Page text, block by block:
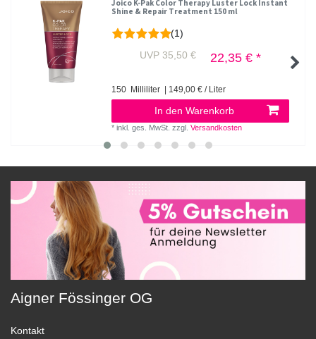
Joico K-Pak Color Therapy Luster Lock Instant
Shine & Repair Treatment 150 ml
(1)
UVP 35,50 €
22,35 € *
150 Milliliter | 149,00 € / Liter
In den Warenkorb
*inkl. ges. MwSt. zzgl.Versandkosten
Aigner Fössinger OG
Kontakt